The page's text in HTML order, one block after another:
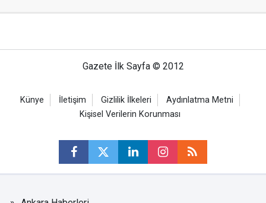
Gazete İlk Sayfa © 2012
Künye İletişim Gizlilik İlkeleri
Aydınlatma Metni
Kişisel Verilerin Korunması